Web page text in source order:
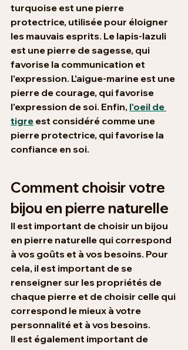
turquoise est une pierre
protectrice, utilisée pour éloigner
les mauvais esprits. Le lapis-lazuli
est une pierre de sagesse, qui
favorise la communication et
l'expression. L'aigue-marine est une
pierre de courage, qui favorise
l'expression de soi. Enfin, l'oeil de
tigre est considéré comme une
pierre protectrice, qui favorise la
confiance en soi.
Comment choisir votre
bijou en pierre naturelle
Il est important de choisir un bijou
en pierre naturelle qui correspond
à vos goûts et à vos besoins. Pour
cela, il est important de se
renseigner sur les propriétés de
chaque pierre et de choisir celle qui
correspond le mieux à votre
personnalité et à vos besoins.
Il est également important de